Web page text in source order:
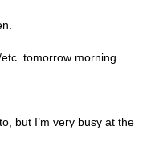
tomorrow morning.
but I’m very busy at the